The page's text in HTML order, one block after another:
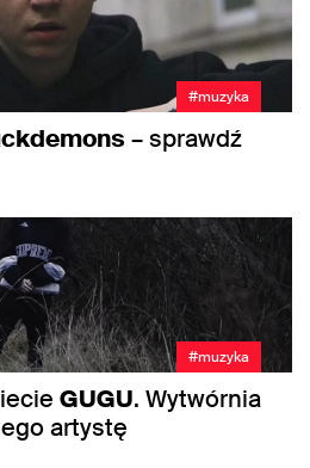
#muzyka
– sprawdź
#muzyka
GUGU. Wytwórnia
artystę